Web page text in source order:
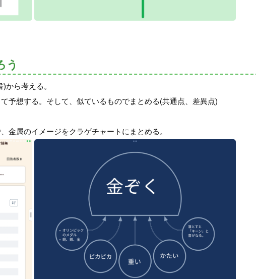
う
から考える。
予想する。そして、似ているものでまとめる(共通点、差異点)
金属のイメージをクラゲチャートにまとめる。